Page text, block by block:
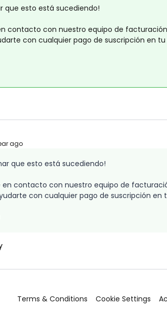
que esto está sucediendo!
contacto con nuestro equipo de
con cualquier pago de suscripción en
ago
que esto está sucediendo!
contacto con nuestro equipo de
con cualquier pago de suscripción en
Terms & Conditions Cookie Settings